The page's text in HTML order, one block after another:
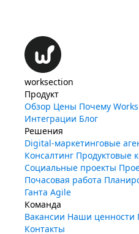
worksection
Продукт
Обзор Цены Почему
Интеграции Блог
Решения
Digital-маркетинговые
Консалтинг Продуктовые
Социальные проекты
Почасовая работа
Ганта Agile
Команда
Вакансии Наши ценности
Контакты